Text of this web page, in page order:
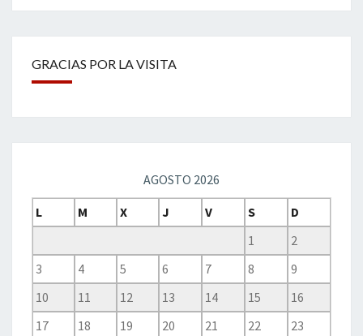
GRACIAS POR LA VISITA
AGOSTO 2026
L
M X J V S
D
1
2
3
4 5 6 7 8
9
10
11 12 13 14 15
16
17
18 19 20 21 22
23